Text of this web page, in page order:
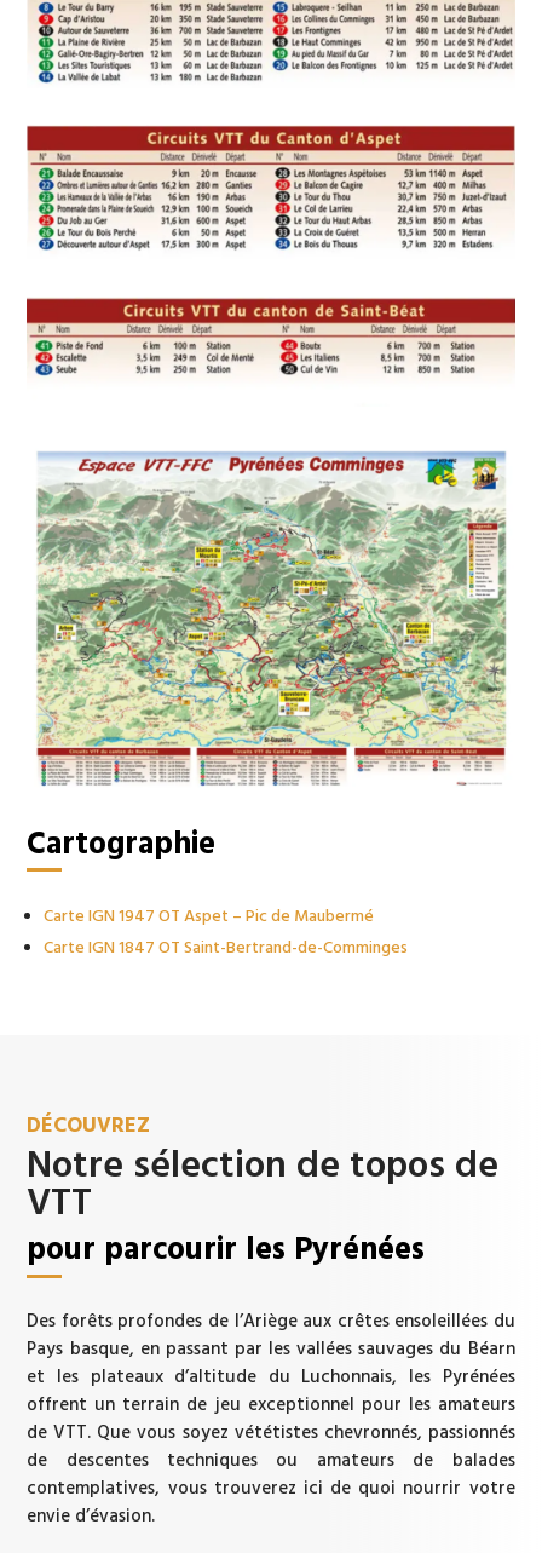
Cartographie
Carte IGN 1947 OT Aspet – Pic de Maubermé
Carte IGN 1847 OT Saint-Bertrand-de-Comminges
DÉCOUVREZ
Notre sélection de topos de
VTT
pour parcourir les Pyrénées
Des forêts profondes de l’Ariège aux crêtes ensoleillées du
Pays basque, en passant par les vallées sauvages du Béarn
et les plateaux d’altitude du Luchonnais, les Pyrénées
offrent un terrain de jeu exceptionnel pour les amateurs
de VTT. Que vous soyez vététistes chevronnés, passionnés
de descentes techniques ou amateurs de balades
contemplatives, vous trouverez ici de quoi nourrir votre
envie d’évasion.